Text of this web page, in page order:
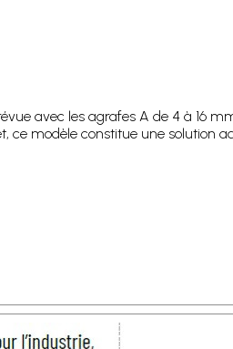
avec les agrafes A de 4 à 16
ce modèle constitue une solution